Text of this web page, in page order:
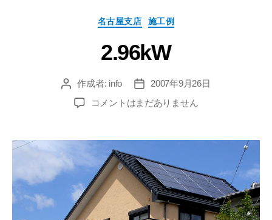
名古屋支店 施工例
2.96kW
作成者: info
2007年9月26日
コメントはまだありません